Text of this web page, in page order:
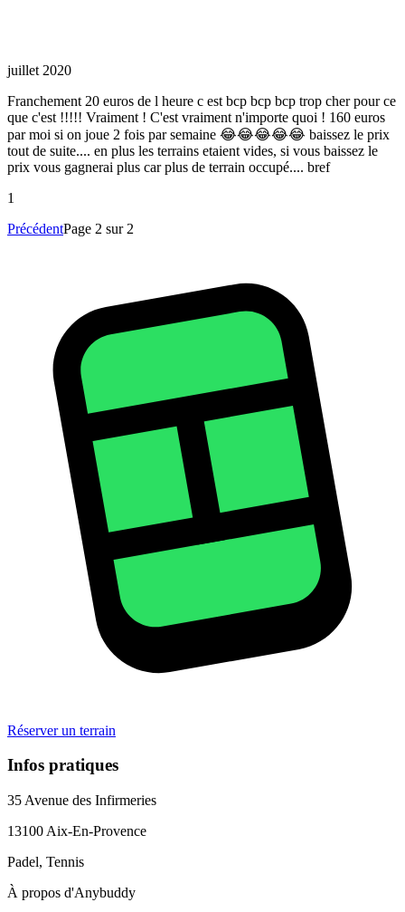
juillet 2020
Franchement 20 euros de l heure c est bcp bcp bcp trop cher pour ce
que c'est !!!!! Vraiment ! C'est vraiment n'importe quoi ! 160 euros
par moi si on joue 2 fois par semaine 😂😂😂😂😂 baissez le prix
tout de suite.... en plus les terrains etaient vides, si vous baissez le
prix vous gagnerai plus car plus de terrain occupé.... bref
1
PrécédentPage 2 sur 2
Réserver un terrain
Infos pratiques
35 Avenue des Infirmeries
13100 Aix-En-Provence
Padel, Tennis
À propos d'Anybuddy